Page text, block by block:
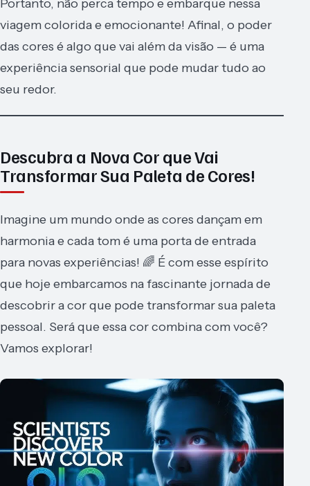
Portanto, não perca tempo e embarque nessa
viagem colorida e emocionante! Afinal, o poder
das cores é algo que vai além da visão — é uma
experiência sensorial que pode mudar tudo ao
seu redor.
Descubra a Nova Cor que Vai
Transformar Sua Paleta de Cores!
Imagine um mundo onde as cores dançam em
harmonia e cada tom é uma porta de entrada
para novas experiências! 🌈 É com esse espírito
que hoje embarcamos na fascinante jornada de
descobrir a cor que pode transformar sua paleta
pessoal. Será que essa cor combina com você?
Vamos explorar!